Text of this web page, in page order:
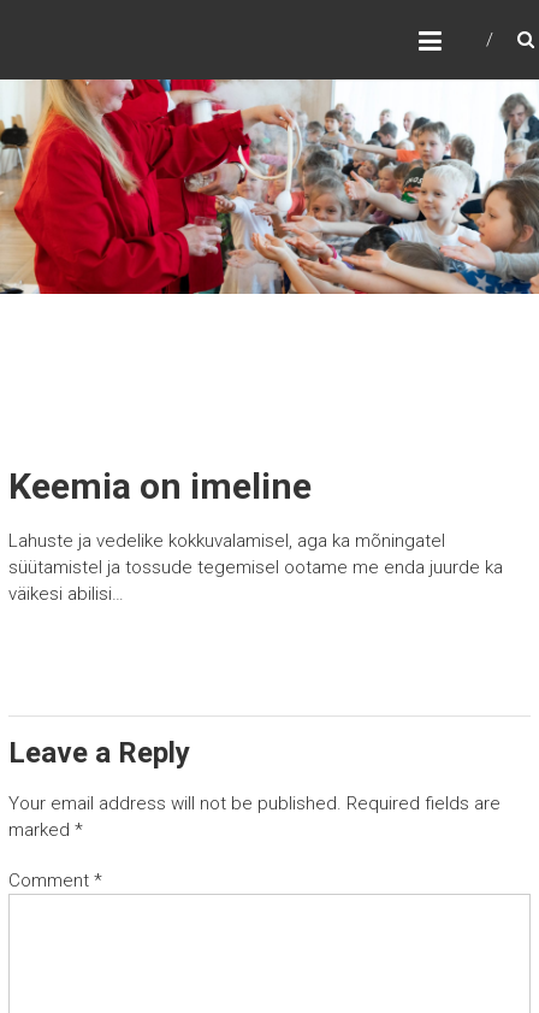
Järgmine WordPress veebileht
Keemia on imeline
Lahuste ja vedelike kokkuvalamisel, aga ka mõningatel
süütamistel ja tossude tegemisel ootame me enda juurde ka
väikesi abilisi…
Leave a Reply
Your email address will not be published. Required fields are
marked *
Comment *